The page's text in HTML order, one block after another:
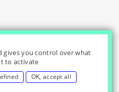
gives you control over what
to activate
OK, accept all